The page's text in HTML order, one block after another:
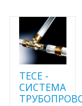
TECE -
CИСТЕМА